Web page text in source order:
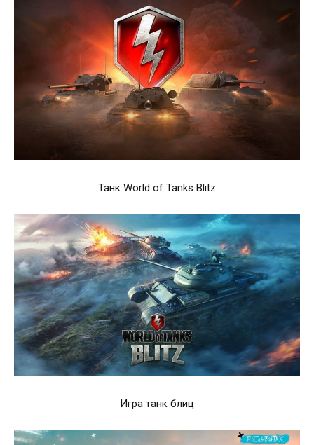
Танк World of Tanks Blitz
Игра танк блиц